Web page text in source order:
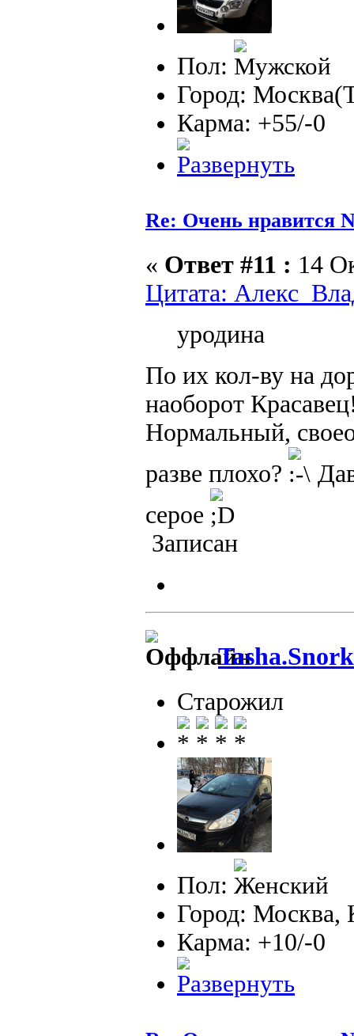
Пол:
Город:
Карма: +55/-0
Re: Очень нравится
« Ответ #11 : 14
Цитата:
уродина
По их кол-ву на
наоборот
Нормальный,
разве плохо?
серое
Записан
Tasha.Snork
Старожил
Пол:
Город: Москва,
Карма: +10/-0